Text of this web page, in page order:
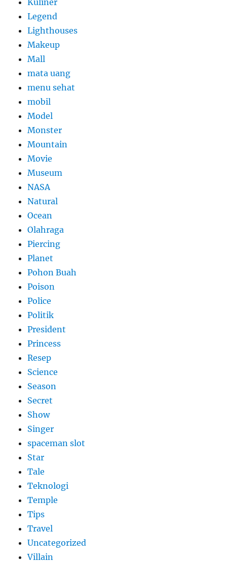
Kuliner
Legend
Lighthouses
Makeup
Mall
mata uang
menu sehat
mobil
Model
Monster
Mountain
Movie
Museum
NASA
Natural
Ocean
Olahraga
Piercing
Planet
Pohon Buah
Poison
Police
Politik
President
Princess
Resep
Science
Season
Secret
Show
Singer
spaceman slot
Star
Tale
Teknologi
Temple
Tips
Travel
Uncategorized
Villain